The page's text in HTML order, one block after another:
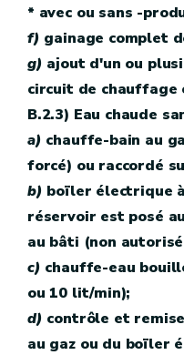
* avec ou sans -
f) gainage complet
g) ajout d'un ou
circuit de chauffage
B.2.3) Eau chaude
a) chauffe-bain au
forcé) ou raccordé
b) boïler électrique
réservoir est posé
au bâti (non
c) chauffe-eau
ou 10 lit/min);
d) contrôle et
au gaz ou du boïler